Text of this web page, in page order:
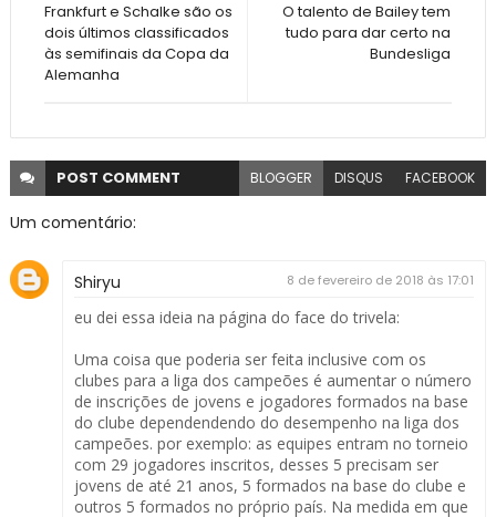
O talento de Bailey tem
tudo para dar certo na
Bundesliga
Frankfurt e Schalke são os
dois últimos classificados
às semifinais da Copa da
Alemanha
POST COMMENT BLOGGER DISQUS FACEBOOK
Um comentário:
Shiryu 8 de fevereiro de 2018 às 17:01
eu dei essa ideia na página do face do trivela:
Uma coisa que poderia ser feita inclusive com os
clubes para a liga dos campeões é aumentar o número
de inscrições de jovens e jogadores formados na base
do clube dependendendo do desempenho na liga dos
campeões. por exemplo: as equipes entram no torneio
com 29 jogadores inscritos, desses 5 precisam ser
jovens de até 21 anos, 5 formados na base do clube e
outros 5 formados no próprio país. Na medida em que